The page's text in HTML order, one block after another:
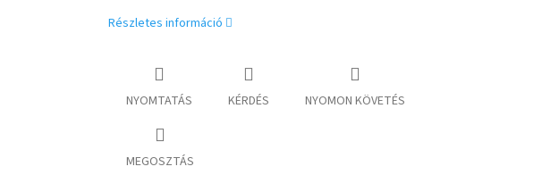
Részletes információ
NYOMTATÁS KÉRDÉS NYOMON KÖVETÉS
MEGOSZTÁS